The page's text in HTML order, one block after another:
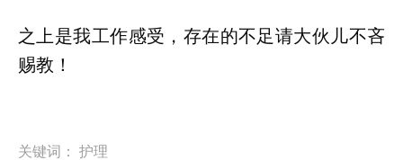
之上是我工作感受，存在的不足请大伙儿不吝
赐教！
关键词： 护理